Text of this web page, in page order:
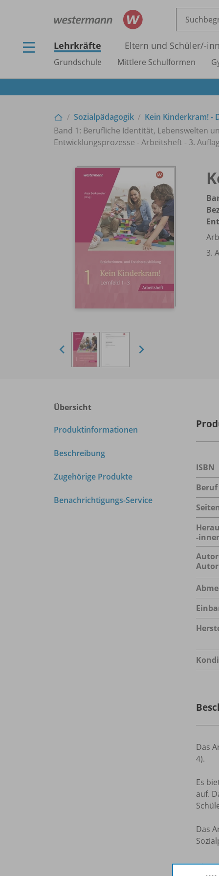
Lehrkräfte Eltern und Schüler/-
Grundschule Mittlere Schulformen
Sozialpädagogik
Kein Kinderkram! -
Band 1: Berufliche Identität, Lebenswelten
Entwicklungsprozesse - Arbeitsheft - 3.
3.
Übersicht
Produktinformationen
Beschreibung
Zugehörige Produkte
Benachrichtigungs-Service
ISBN
Beruf
-
Das
4).
Es
auf.
Das